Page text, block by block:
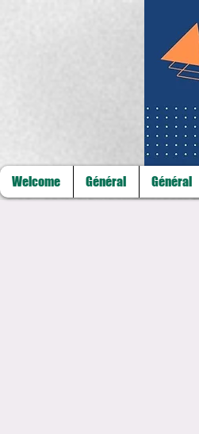
Welcome Général Général